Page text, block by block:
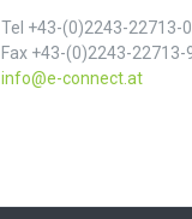
Tel +43-(0)2243-22713-0
Fax +43-(0)2243-22713-
info@e-connect.at